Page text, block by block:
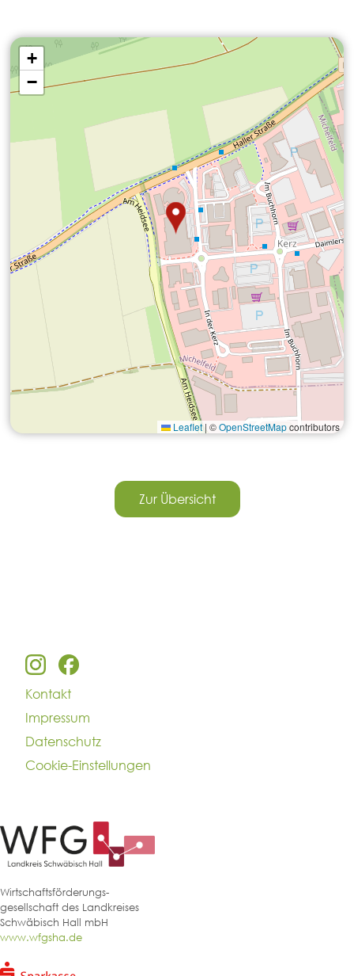
+
−
Leaflet | ©OpenStreetMapcontributors
Zur Übersicht
Kontakt
Impressum
Datenschutz
Cookie-Einstellungen
Wirtschaftsförderungs-
gesellschaft des Landkreises
Schwäbisch Hall mbH
www.wfgsha.de